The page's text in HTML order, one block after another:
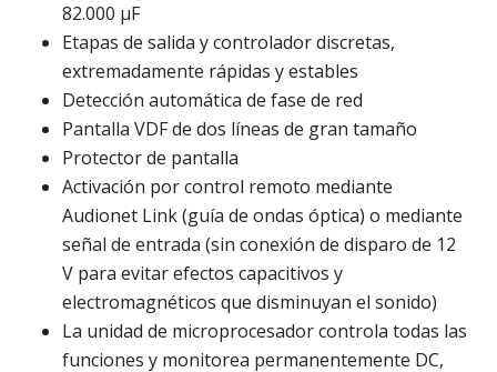
82.000 µF
Etapas de salida y controlador discretas,
extremadamente rápidas y estables
Detección automática de fase de red
Pantalla VDF de dos líneas de gran tamaño
Protector de pantalla
Activación por control remoto mediante
Audionet Link (guía de ondas óptica) o mediante
señal de entrada (sin conexión de disparo de 12
V para evitar efectos capacitivos y
electromagnéticos que disminuyan el sonido)
La unidad de microprocesador controla todas las
funciones y monitorea permanentemente DC,